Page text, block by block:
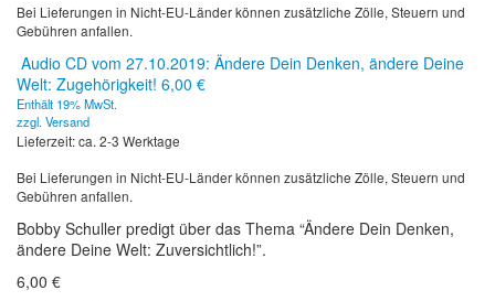
Bei Lieferungen in Nicht-EU-Länder können zusätzliche Zölle, Steuern und
Gebühren anfallen.
Audio CD vom 27.10.2019: Ändere Dein Denken, ändere Deine
Welt: Zugehörigkeit! 6,00 €
Enthält 19% MwSt.
zzgl. Versand
Lieferzeit: ca. 2-3 Werktage
Bei Lieferungen in Nicht-EU-Länder können zusätzliche Zölle, Steuern und
Gebühren anfallen.
Bobby Schuller predigt über das Thema “Ändere Dein Denken,
ändere Deine Welt: Zuversichtlich!”.
6,00 €